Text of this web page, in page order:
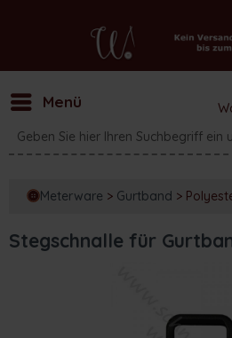
Menü
Meterware > Gurtband >
Stegschnalle für